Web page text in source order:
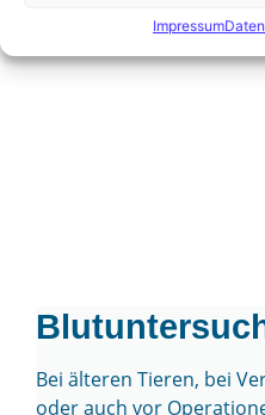
Impressum
Bei älteren Tieren, bei
oder auch vor